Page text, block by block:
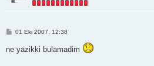
M
a
01 Eki 2007, 12:38
ne yazikki bulamadim